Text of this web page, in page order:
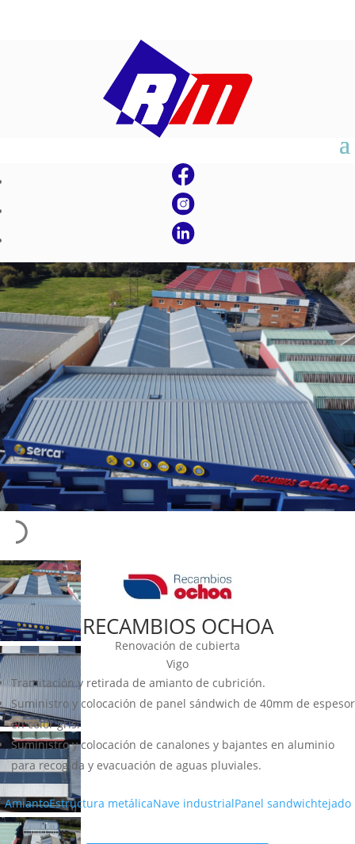
RECAMBIOS OCHOA
Renovación de cubierta
Vigo
Tramitación y retirada de amianto de cubrición.
Suministro y colocación de panel sándwich de 40mm de espesor
en color gris.
Suministro y colocación de canalones y bajantes en aluminio
para recogida y evacuación de aguas pluviales.
AmiantoEstructura metálicaNave industrialPanel sandwichtejado